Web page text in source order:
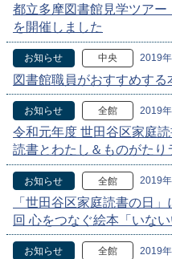
都立多摩図書館見学ツアー
を開催しました
お知らせ 中央 2019
図書館職員がおすすめする
お知らせ 全館 2019
令和元年度 世田谷区家庭
読書とわたし＆ものがたり
お知らせ 全館 2019
「世田谷区家庭読書の日
回 心をつなぐ絵本「いない
お知らせ 全館 2019